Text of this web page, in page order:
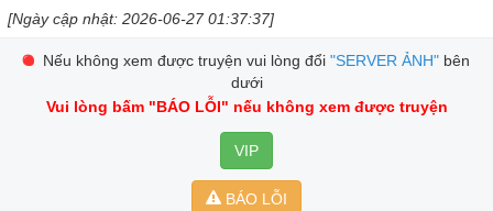
[Ngày cập nhật: 2026-06-27 01:37:37]
Nếu không xem được truyện vui lòng đổi "SERVER ẢNH"bên
dưới
Vui lòng bấm "BÁO LỖI" nếu không xem được truyện
VIP
BÁO LỖI